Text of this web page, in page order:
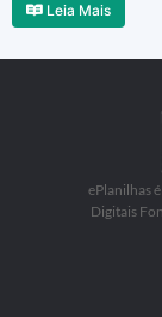
Leia Mais
ePlanilhas
Digitais